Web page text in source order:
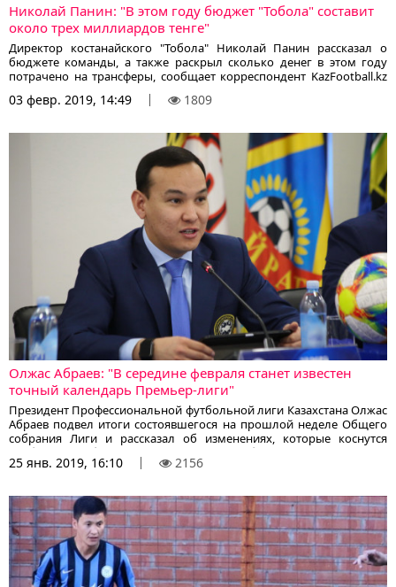
Николай Панин: "В этом году бюджет "Тобола" составит
около трех миллиардов тенге"
Директор костанайского "Тобола" Николай Панин рассказал о
бюджете команды, а также раскрыл сколько денег в этом году
потрачено на трансферы, сообщает корреспондент KazFootball.kz
со ссылкой на официальный сайт клуба:
03 февр. 2019, 14:49 1809
Олжас Абраев: "В середине февраля станет известен
точный календарь Премьер-лиги"
Президент Профессиональной футбольной лиги Казахстана Олжас
Абраев подвел итоги состоявшегося на прошлой неделе Общего
собрания Лиги и рассказал об изменениях, которые коснутся
клубов в ближайшее время, сообщает корреспондент
KazFootball.kz со ссылкой на официальный сайт ПФЛК.
25 янв. 2019, 16:10 2156